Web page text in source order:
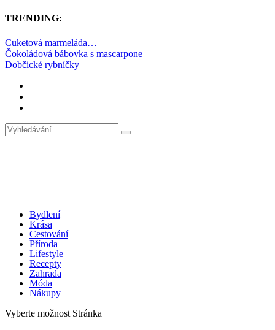
TRENDING:
Cuketová marmeláda…
Čokoládová bábovka s mascarpone
Dobčické rybníčky
Bydlení
Krása
Cestování
Příroda
Lifestyle
Recepty
Zahrada
Móda
Nákupy
Vyberte možnost Stránka